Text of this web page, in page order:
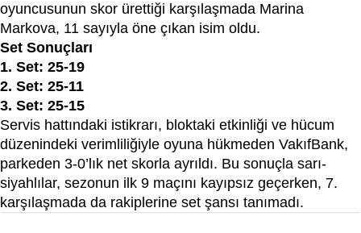
oyuncusunun skor ürettiği karşılaşmada Marina
Markova, 11 sayıyla öne çıkan isim oldu.
Set Sonuçları
1. Set: 25-19
2. Set: 25-11
3. Set: 25-15
Servis hattındaki istikrarı, bloktaki etkinliği ve hücum
düzenindeki verimliliğiyle oyuna hükmeden VakıfBank,
parkeden 3-0’lık net skorla ayrıldı. Bu sonuçla sarı-
siyahlılar, sezonun ilk 9 maçını kayıpsız geçerken, 7.
karşılaşmada da rakiplerine set şansı tanımadı.